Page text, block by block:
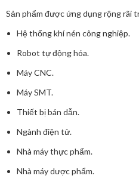
Sản phẩm được ứng dụng rộng rãi
Hệ thống khí nén công nghiệp.
Robot tự động hóa.
Máy CNC.
Máy SMT.
Thiết bị bán dẫn.
Ngành điện tử.
Nhà máy thực phẩm.
Nhà máy dược phẩm.